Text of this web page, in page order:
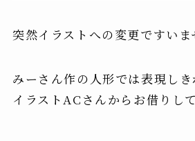
突然イラストへの変更ですいま
みーさん作の人形では表現しき
イラストACさんからお借りし